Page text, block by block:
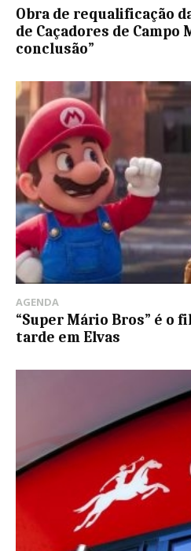
Obra de requalificação
de Caçadores de Campo
conclusão”
AGENDA
“Super Mário Bros” é o
tarde em Elvas